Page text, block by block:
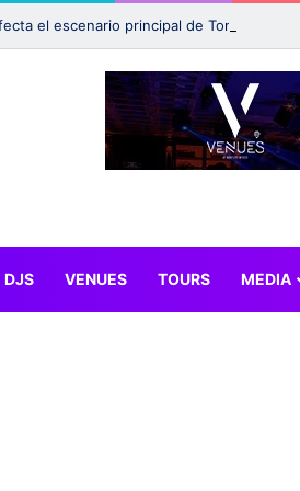
DJS VENUES TOURS MEDIA